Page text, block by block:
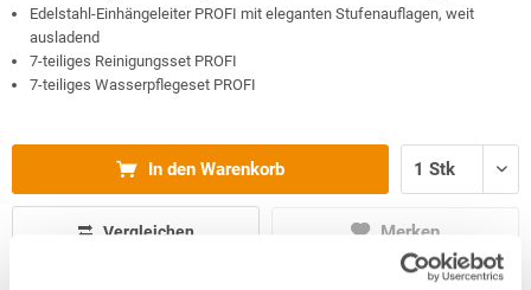
Edelstahl-Einhängeleiter PROFI mit eleganten Stufenauflagen, weit
ausladend
7-teiliges Reinigungsset PROFI
7-teiliges Wasserpflegeset PROFI
In den Warenkorb
Vergleichen Merken